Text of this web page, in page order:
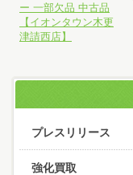
ー 一部欠品 中古品
【イオンタウン木更
津請西店】
プレスリリース
強化買取